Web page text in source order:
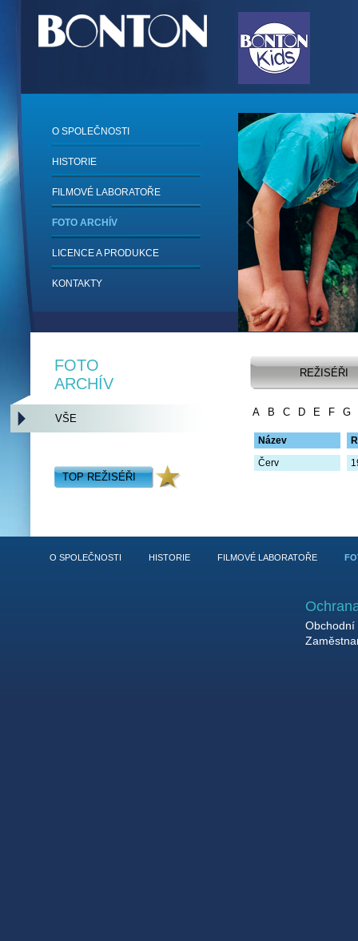
1/6
O SPOLEČNOSTI
HISTORIE
FILMOVÉ LABORATOŘE
FOTO ARCHÍV
LICENCE A PRODUKCE
KONTAKTY
REŽISÉŘI
A B C D E F G
Název
Červ
FOTO
ARCHÍV
VŠE
TOP REŽISÉŘI
O SPOLEČNOSTI HISTORIE FILMOVÉ LABORATOŘE
Obchodní